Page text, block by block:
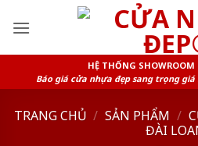
HỆ THỐNG
Báo giá cửa nhựa đẹp sang trọng giá
TRANG CHỦ / SẢN PHẨM /
ĐÀI